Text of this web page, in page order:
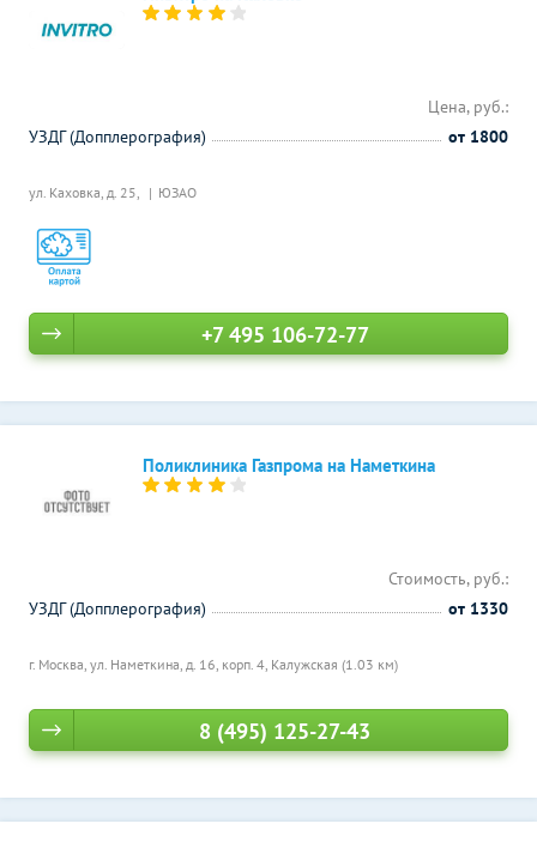
ул. Каховка, д. 25, ЮЗАО
Цена, руб.:
УЗДГ (Допплерография)
от 1800
+7 495 106-72-77
Поликлиника Газпрома на Наметкина
г. Москва, ул. Наметкина, д. 16, корп. 4, Калужская (1.03 км)
Стоимость, руб.:
УЗДГ (Допплерография)
от 1330
8 (495) 125-27-43